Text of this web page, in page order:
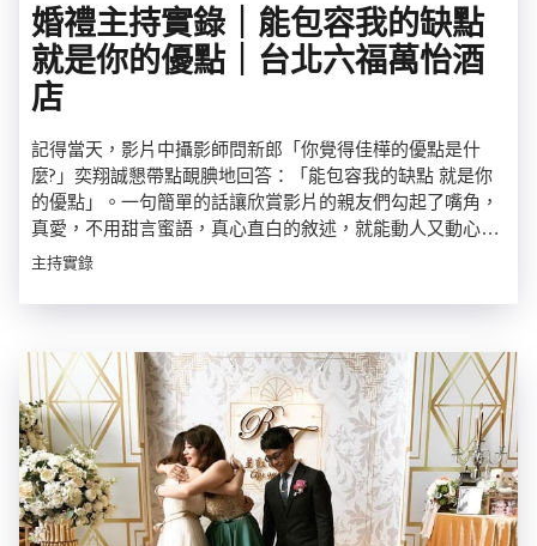
婚禮主持實錄｜能包容我的缺點
就是你的優點｜台北六福萬怡酒
店
記得當天，影片中攝影師問新郎「你覺得佳樺的優點是什
麼?」奕翔誠懇帶點靦腆地回答：「能包容我的缺點 就是你
的優點」。一句簡單的話讓欣賞影片的親友們勾起了嘴角，
真愛，不用甜言蜜語，真心直白的敘述，就能動人又動心…
主持實錄